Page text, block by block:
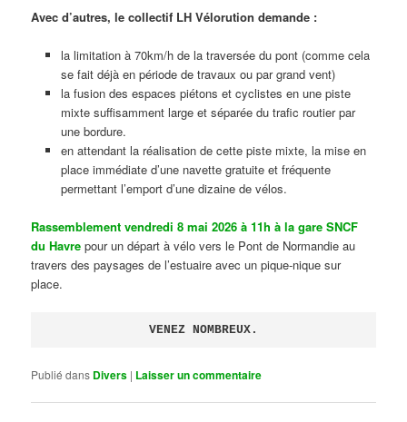
Avec d’autres, le collectif LH Vélorution demande :
la limitation à 70km/h de la traversée du pont (comme cela
se fait déjà en période de travaux ou par grand vent)
la fusion des espaces piétons et cyclistes en une piste
mixte suffisamment large et séparée du trafic routier par
une bordure.
en attendant la réalisation de cette piste mixte, la mise en
place immédiate d’une navette gratuite et fréquente
permettant l’emport d’une dizaine de vélos.
Rassemblement vendredi 8 mai 2026 à 11h à la gare SNCF
du Havre pour un départ à vélo vers le Pont de Normandie au
travers des paysages de l’estuaire avec un pique-nique sur
place.
VENEZ NOMBREUX.
Publié dans Divers | Laisser un commentaire